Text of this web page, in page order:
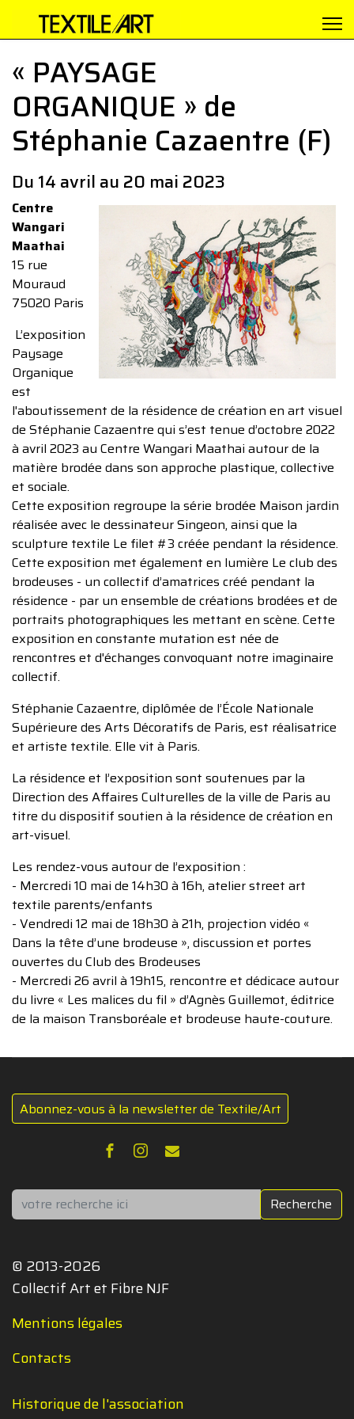
« PAYSAGE
ORGANIQUE » de
Stéphanie Cazaentre (F)
Du 14 avril au 20 mai 2023
Centre
Wangari
Maathai
15 rue
Mouraud
75020 Paris
L’exposition
Paysage
Organique
est
l'aboutissement de la résidence de création en art visuel
de Stéphanie Cazaentre qui s’est tenue d’octobre 2022
à avril 2023 au Centre Wangari Maathai autour de la
matière brodée dans son approche plastique, collective
et sociale.
Cette exposition regroupe la série brodée Maison jardin
réalisée avec le dessinateur Singeon, ainsi que la
sculpture textile Le filet #3 créée pendant la résidence.
Cette exposition met également en lumière Le club des
brodeuses - un collectif d’amatrices créé pendant la
résidence - par un ensemble de créations brodées et de
portraits photographiques les mettant en scène. Cette
exposition en constante mutation est née de
rencontres et d'échanges convoquant notre imaginaire
collectif.
Stéphanie Cazaentre, diplômée de l’École Nationale
Supérieure des Arts Décoratifs de Paris, est réalisatrice
et artiste textile. Elle vit à Paris.
La résidence et l’exposition sont soutenues par la
Direction des Affaires Culturelles de la ville de Paris au
titre du dispositif soutien à la résidence de création en
art-visuel.
Les rendez-vous autour de l’exposition :
- Mercredi 10 mai de 14h30 à 16h, atelier street art
textile parents/enfants
- Vendredi 12 mai de 18h30 à 21h, projection vidéo «
Dans la tête d’une brodeuse », discussion et portes
ouvertes du Club des Brodeuses
- Mercredi 26 avril à 19h15, rencontre et dédicace autour
du livre « Les malices du fil » d’Agnès Guillemot, éditrice
de la maison Transboréale et brodeuse haute-couture.
Abonnez-vous à la newsletter de Textile/Art
Rechercher Recherche
© 2013-2026
Collectif Art et Fibre NJF
Mentions légales
Contacts
Historique de l'association